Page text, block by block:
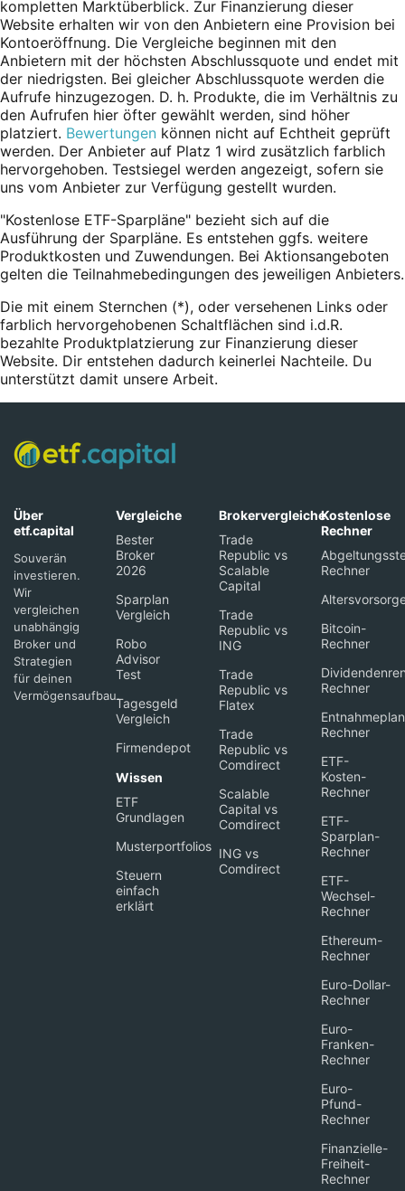
kompletten Marktüberblick. Zur Finanzierung dieser
Website erhalten wir von den Anbietern eine Provision bei
Kontoeröffnung. Die Vergleiche beginnen mit den
Anbietern mit der höchsten Abschlussquote und endet mit
der niedrigsten. Bei gleicher Abschlussquote werden die
Aufrufe hinzugezogen. D. h. Produkte, die im Verhältnis zu
den Aufrufen hier öfter gewählt werden, sind höher
platziert. Bewertungen können nicht auf Echtheit geprüft
werden. Der Anbieter auf Platz 1 wird zusätzlich farblich
hervorgehoben. Testsiegel werden angezeigt, sofern sie
uns vom Anbieter zur Verfügung gestellt wurden.
"Kostenlose ETF-Sparpläne" bezieht sich auf die
Ausführung der Sparpläne. Es entstehen ggfs. weitere
Produktkosten und Zuwendungen. Bei Aktionsangeboten
gelten die Teilnahmebedingungen des jeweiligen Anbieters.
Die mit einem Sternchen (*), oder versehenen Links oder
farblich hervorgehobenen Schaltflächen sind i.d.R.
bezahlte Produktplatzierung zur Finanzierung dieser
Website. Dir entstehen dadurch keinerlei Nachteile. Du
unterstützt damit unsere Arbeit.
Über
etf.capital
Souverän
investieren.
Wir
vergleichen
unabhängig
Broker und
Strategien
für deinen
Vermögensaufbau.
Vergleiche
Bester
Broker
2026
Sparplan
Vergleich
Robo
Advisor
Test
Tagesgeld
Vergleich
Firmendepot
Wissen
ETF
Grundlagen
Musterportfolios
Steuern
einfach
erklärt
Brokervergleiche
Trade
Republic vs
Scalable
Capital
Trade
Republic vs
ING
Trade
Republic vs
Flatex
Trade
Republic vs
Comdirect
Scalable
Capital vs
Comdirect
ING vs
Comdirect
Kostenlose
Rechner
Rechner
Bitcoin-
Rechner
Rechner
Rechner
ETF-
Kosten-
Rechner
ETF-
Sparplan-
Rechner
ETF-
Wechsel-
Rechner
Ethereum-
Rechner
Euro-Dollar-
Rechner
Euro-
Franken-
Rechner
Euro-
Pfund-
Rechner
Finanzielle-
Freiheit-
Rechner